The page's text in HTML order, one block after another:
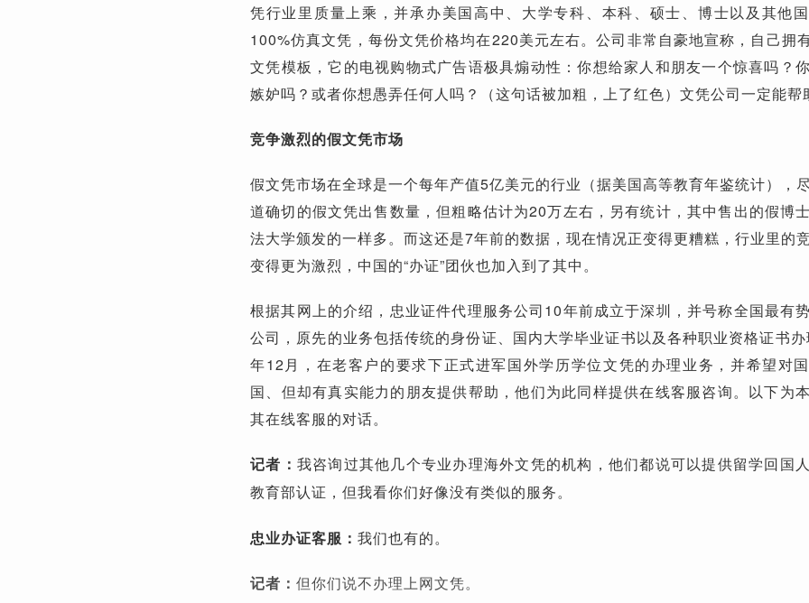
凭行业里质量上乘，并承办美国高中、大学专科、本科、硕士、博士以及其他
100%仿真文凭，每份文凭价格均在220美元左右。公司非常自豪地宣称，自己拥
文凭模板，它的电视购物式广告语极具煽动性：你想给家人和朋友一个惊喜吗？
嫉妒吗？或者你想愚弄任何人吗？（这句话被加粗，上了红色）文凭公司一定能帮
竞争激烈的假文凭市场
假文凭市场在全球是一个每年产值5亿美元的行业（据美国高等教育年鉴统计），
道确切的假文凭出售数量，但粗略估计为20万左右，另有统计，其中售出的假博
法大学颁发的一样多。而这还是7年前的数据，现在情况正变得更糟糕，行业里的
变得更为激烈，中国的“办证”团伙也加入到了其中。
根据其网上的介绍，忠业证件代理服务公司10年前成立于深圳，并号称全国最有
公司，原先的业务包括传统的身份证、国内大学毕业证书以及各种职业资格证书
年12月，在老客户的要求下正式进军国外学历学位文凭的办理业务，并希望对
国、但却有真实能力的朋友提供帮助，他们为此同样提供在线客服咨询。以下为
其在线客服的对话。
记者： 我咨询过其他几个专业办理海外文凭的机构，他们都说可以提供留学回国
教育部认证，但我看你们好像没有类似的服务。
忠业办证客服： 我们也有的。
记者： 但你们说不办理上网文凭。